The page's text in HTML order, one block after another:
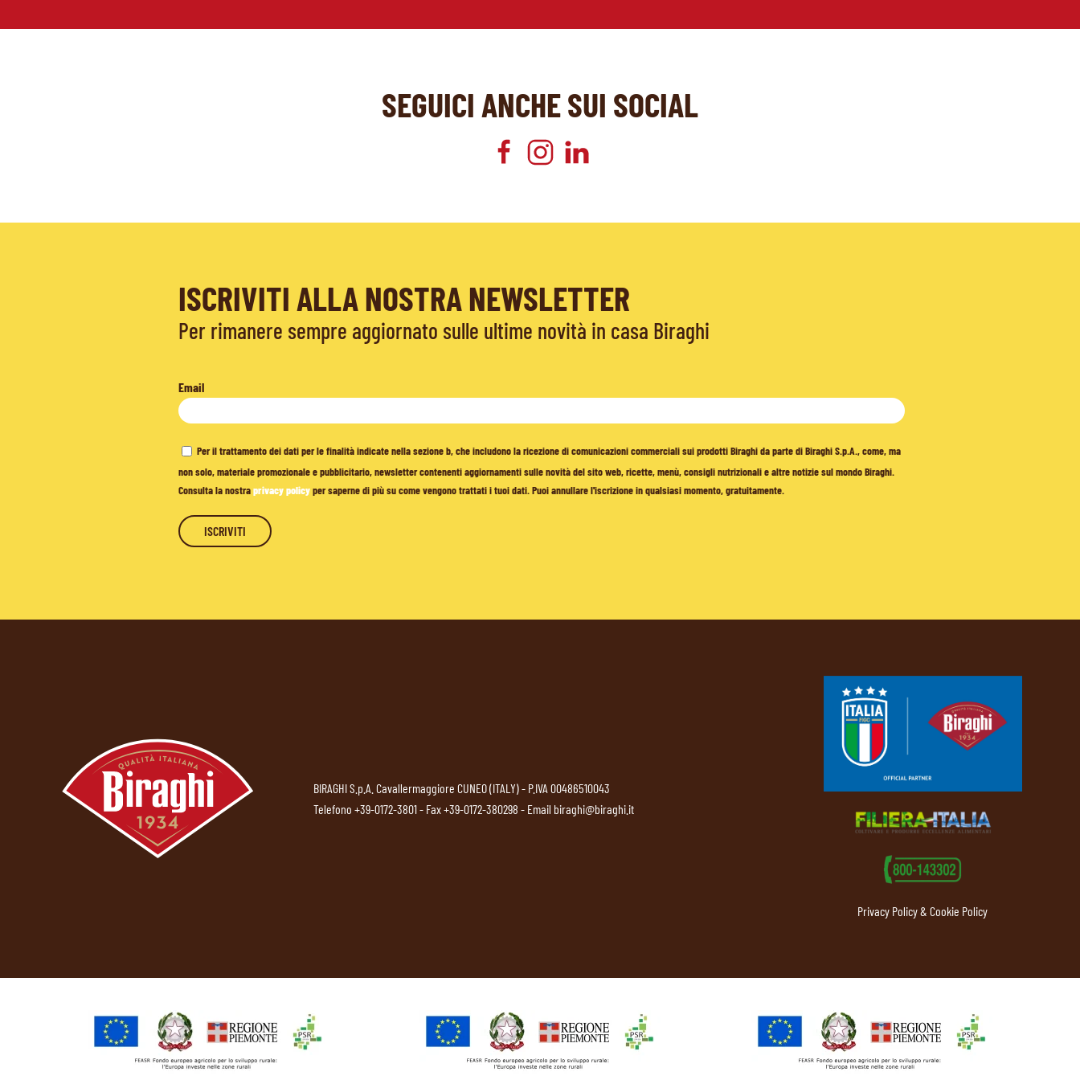
SEGUICI ANCHE SUI SOCIAL
ISCRIVITI ALLA NOSTRA NEWSLETTER
Per rimanere sempre aggiornato sulle ultime novità in casa Biraghi
Email
Per il trattamento dei dati per le finalità indicate nella sezione b, che includono la ricezione di comunicazioni commerciali sui prodotti Biraghi da parte di Biraghi S.p.A., come, ma
non solo, materiale promozionale e pubblicitario, newsletter contenenti aggiornamenti sulle novità del sito web, ricette, menù, consigli nutrizionali e altre notizie sul mondo Biraghi.
Consulta la nostraprivacy policyper saperne di più su come vengono trattati i tuoi dati. Puoi annullare l'iscrizione in qualsiasi momento, gratuitamente.
BIRAGHI S.p.A. Cavallermaggiore CUNEO (ITALY) - P.IVA 00486510043
Telefono +39-0172-3801- Fax +39-0172-380298 - Email biraghi@biraghi.it
Privacy Policy & Cookie Policy